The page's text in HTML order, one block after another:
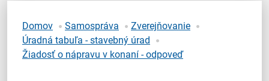
Samospráva
Miestny úrad
Domov Samospráva
Zverejňovanie
Úradná tabuľa - stavebný úrad
Žiadosť o nápravu v konaní - odpoveď